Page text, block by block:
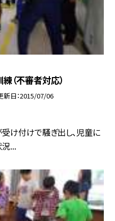
（不審者対応）
新日 2015/07/06
け付けで騒ぎ出し、児童に
...